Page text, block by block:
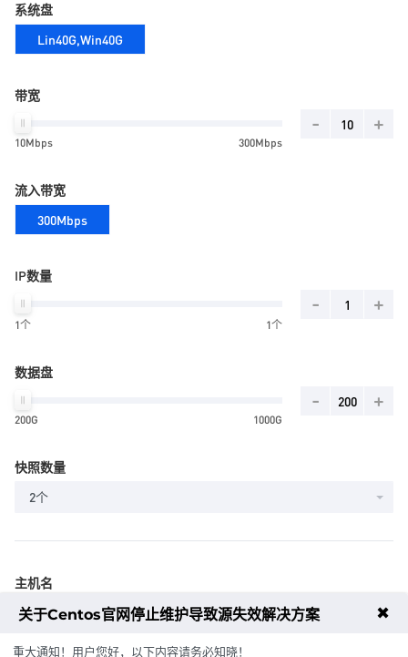
系统盘
Lin40G,Win40G
带宽
10Mbps 300Mbps
- +
流入带宽
300Mbps
IP数量
1个 1个
- +
数据盘
200G 1000G
- +
快照数量
2个
主机名
关于Centos官网停止维护导致源失效解决方案 ✖
重大通知！用户您好，以下内容请务必知晓！